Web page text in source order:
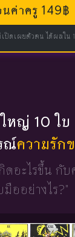
นค่าครู 149฿
ปิดเผยตัวตน ได้ผลใน
หญ่ 10 ใบ
ณ์ความรัก
ดอะไรขึ้น กับ
มืออย่างไร?"